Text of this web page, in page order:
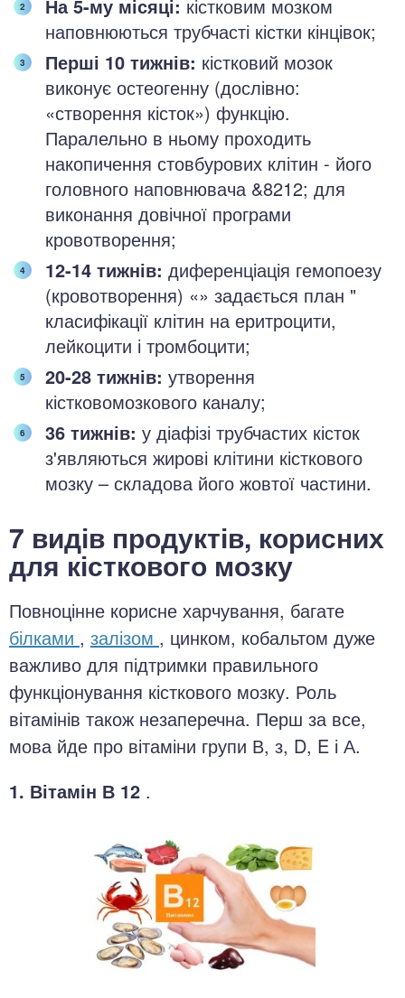
На 5-му місяці: кістковим мозком
наповнюються трубчасті кістки кінцівок;
Перші 10 тижнів: кістковий мозок
виконує остеогенну (дослівно:
«створення кісток») функцію.
Паралельно в ньому проходить
накопичення стовбурових клітин - його
головного наповнювача &8212; для
виконання довічної програми
кровотворення;
12-14 тижнів: диференціація гемопоезу
(кровотворення) «» задається план "
класифікації клітин на еритроцити,
лейкоцити і тромбоцити;
20-28 тижнів: утворення
кістковомозкового каналу;
36 тижнів: у діафізі трубчастих кісток
з'являються жирові клітини кісткового
мозку – складова його жовтої частини.
7 видів продуктів, корисних
для кісткового мозку
Повноцінне корисне харчування, багате
білками , залізом , цинком, кобальтом дуже
важливо для підтримки правильного
функціонування кісткового мозку. Роль
вітамінів також незаперечна. Перш за все,
мова йде про вітаміни групи В, з, D, E і А.
1. Вітамін В 12 .